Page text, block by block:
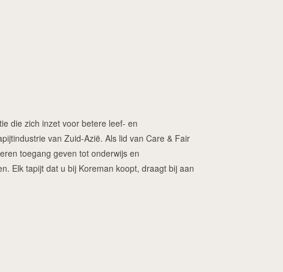
die zich inzet voor betere leef- en
van Zuid-Azië. Als lid van Care & Fair
toegang geven tot onderwijs en
Elk tapijt dat u bij Koreman koopt, draagt bij aan